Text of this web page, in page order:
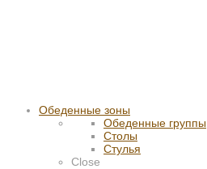
Обеденные зоны
Обеденные группы
Столы
Стулья
Close